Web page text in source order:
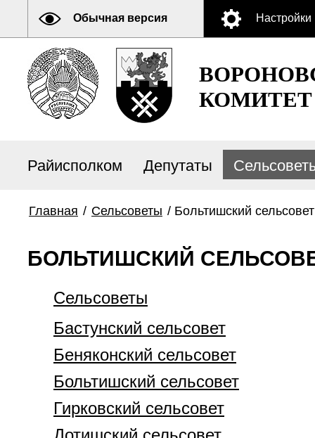
Обычная версия Настройки
КОМИТЕТ
Райисполком Депутаты
Главная / Сельсоветы / Больтишский сельсовет
БОЛЬТИШСКИЙ
Сельсоветы
Бастунский сельсовет
Беняконский сельсовет
Больтишский сельсовет
Гирковский сельсовет